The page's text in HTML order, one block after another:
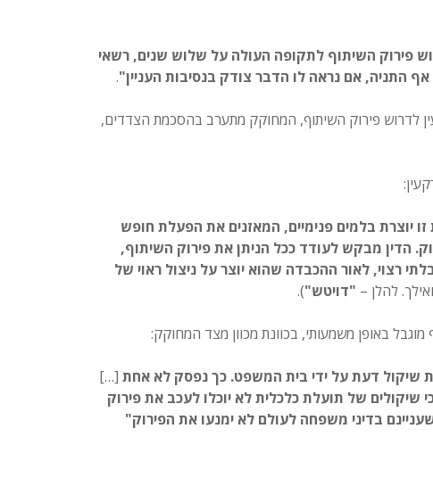
פירוק השיתוף לתקופה העולה על שלוש שנים, רשאי
התניה, אם נראה לו הדבר צודק בנסיבות העניין".
לדרוש פירוק השיתוף, המחוקק מתערב בהסכמת הצדדים,
זו יוצרת בלמים פנימיים, המאזנים את הפעלת חופש
הדין מבקש לעודד ככל הניתן את פירוק השיתוף,
רצוי, לאור ההכבדה שהוא יוצר על ניצול ראוי של
ואילך. להלן – "דויטש").
באופן משמעותי, בכוונת מכוון מצד המחוקק:
שיקול דעת על ידי בית המשפט. כך נפסק לא אחת […]
של תועלת כלכלית לא יוכלו לעכב את פירוק
בדיני משפחה לעולם לא ימנעו את הפירוק"